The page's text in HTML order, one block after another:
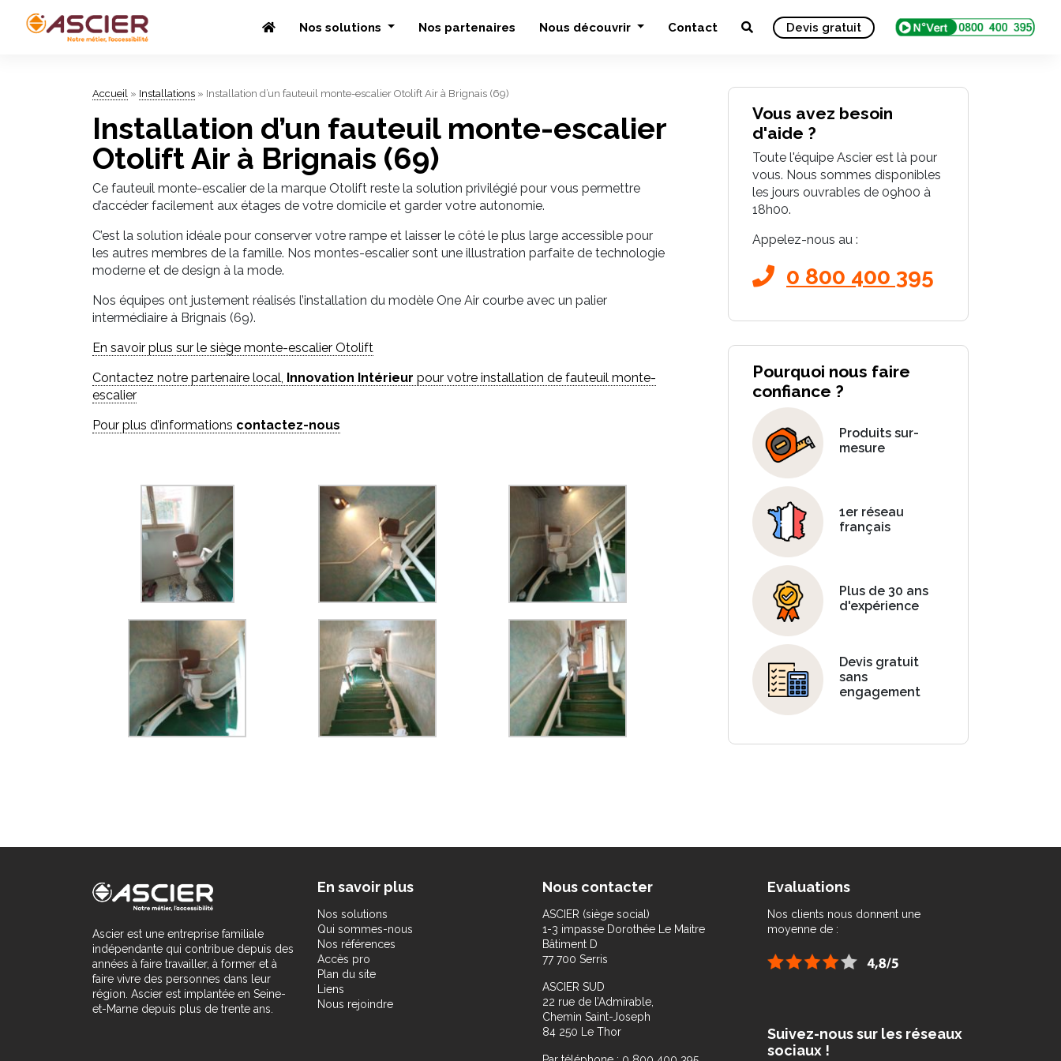
Nos solutions Nos partenaires Nous découvrir Contact Devis gratuit
Accueil » Installations » Installation d’un fauteuil monte-escalier Otolift Air à Brignais (69)
Installation d’un fauteuil monte-escalier
Otolift Air à Brignais (69)
Ce fauteuil monte-escalier de la marque Otolift reste la solution privilégié pour vous permettre
d’accéder facilement aux étages de votre domicile et garder votre autonomie.
C’est la solution idéale pour conserver votre rampe et laisser le côté le plus large accessible pour
les autres membres de la famille. Nos montes-escalier sont une illustration parfaite de technologie
moderne et de design à la mode.
Nos équipes ont justement réalisés l’installation du modèle One Air courbe avec un palier
intermédiaire à Brignais (69).
En savoir plus sur le siège monte-escalier Otolift
Contactez notre partenaire local, Innovation Intérieur pour votre installation de fauteuil monte-
escalier
Pour plus d’informations contactez-nous
Vous avez besoin
d'aide ?
Toute l'équipe Ascier est là pour
vous. Nous sommes disponibles
les jours ouvrables de 09h00 à
18h00.
Appelez-nous au :
0 800 400 395
Pourquoi nous faire
confiance ?
Produits sur-
mesure
1er réseau
français
Plus de 30 ans
d'expérience
Devis gratuit
sans
engagement
Ascier est une entreprise familiale
indépendante qui contribue depuis des
années à faire travailler, à former et à
faire vivre des personnes dans leur
région. Ascier est implantée en Seine-
et-Marne depuis plus de trente ans.
En savoir plus
Nos solutions
Qui sommes-nous
Nos références
Accès pro
Plan du site
Liens
Nous rejoindre
Nous contacter
ASCIER (siège social)
1-3 impasse Dorothée Le Maitre
Bâtiment D
77 700 Serris
ASCIER SUD
22 rue de l’Admirable,
Chemin Saint-Joseph
84 250 Le Thor
Evaluations
Nos clients nous donnent une
moyenne de :
Suivez-nous sur les réseaux
sociaux !